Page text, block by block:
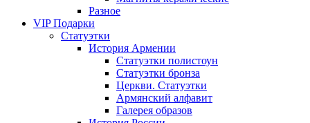
Разное
VIP Подарки
Статуэтки
История Армении
Статуэтки полистоун
Статуэтки бронза
Церкви. Статуэтки
Армянский алфавит
Галерея образов